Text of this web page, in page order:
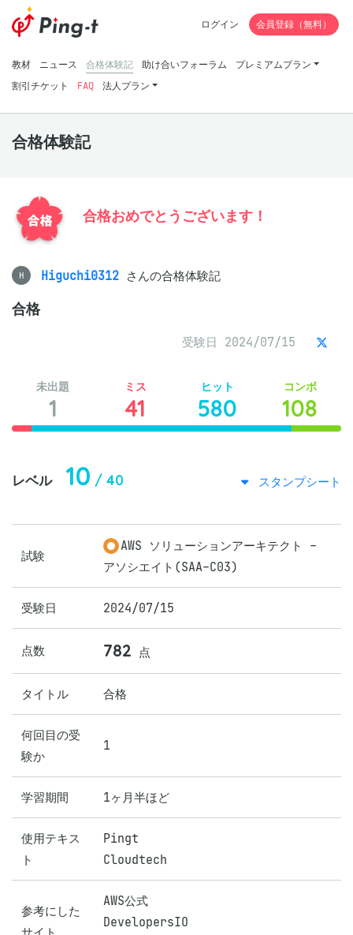
教材 ニュース 合格体験記 助け合いフォーラム
プレミアムプラン
割引チケット
FAQ 法人プラン
ログイン 会員登録（無料）
合格体験記
合格おめでとうございます！
H Higuchi0312 さんの合格体験記
合格
受験日 2024/07/15
未出題
1
ミス
41
ヒット
580
コンボ
108
レベル 10 / 40 スタンプシート
試験
AWS ソリューションアーキテクト -
アソシエイト(SAA-C03)
受験日 2024/07/15
点数 782 点
タイトル 合格
何回目の受
験か
1
学習期間 1ヶ月半ほど
使用テキス
ト
Pingt
Cloudtech
参考にした
AWS公式
DevelopersIO